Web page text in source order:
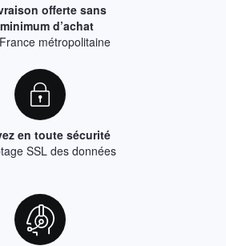
offerte sans
minimum d’achat
métropolitaine
en toute sécurité
SSL des données